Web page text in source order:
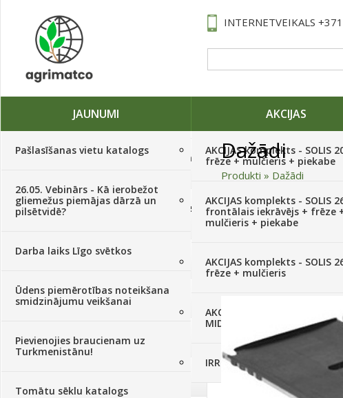
INTERNETVEIKALS
JAUNUMI
Pašlasīšanas vietu katalogs
26.05. Vebinārs - Kā ierobežot
gliemežus piemājas dārzā un
pilsētvidē?
Darba laiks Līgo svētkos
Ūdens piemērotības noteikšana
smidzinājumu veikšanai
Pievienojies braucienam uz
Turkmenistānu!
Tomātu sēklu katalogs
AKCIJAS
AKCIJAS komplekts - SOLIS
frēze + mulčieris + piekabe
AKCIJAS komplekts - SOLIS
frontālais iekrāvējs + frēze
mulčieris + piekabe
AKCIJAS komplekts - SOLIS
frēze + mulčieris
AKCIJAS komplekts - SOLIS 26
MID MOWER + piekabe
IRRITEC Pilienlaistīšanas
Traktori, tehnika, rezerves daļas,
Sēklas, sīpoli, ķiploki, sīpolpuķes,
kartupeļi
Augu aizsardzība(366)
Mēslojumi(495)
Augsne, kūdra, mulča
Dažādi
Produkti » Dažādi